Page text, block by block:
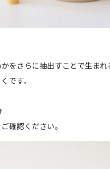
をさらに抽出すことで生ま
です。
確認ください。